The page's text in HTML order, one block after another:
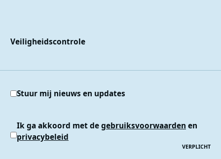
Veiligheidscontrole
Stuur mij nieuws en updates
Ik ga akkoord met degebruiksvoorwaarden en
privacybeleid
VERPLICHT